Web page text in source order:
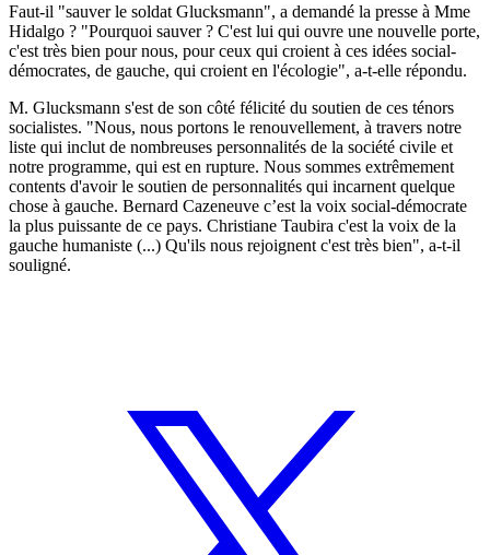
Faut-il "sauver le soldat Glucksmann", a demandé la presse à Mme
Hidalgo ? "Pourquoi sauver ? C'est lui qui ouvre une nouvelle porte,
c'est très bien pour nous, pour ceux qui croient à ces idées social-
démocrates, de gauche, qui croient en l'écologie", a-t-elle répondu.
M. Glucksmann s'est de son côté félicité du soutien de ces ténors
socialistes. "Nous, nous portons le renouvellement, à travers notre
liste qui inclut de nombreuses personnalités de la société civile et
notre programme, qui est en rupture. Nous sommes extrêmement
contents d'avoir le soutien de personnalités qui incarnent quelque
chose à gauche. Bernard Cazeneuve c’est la voix social-démocrate
la plus puissante de ce pays. Christiane Taubira c'est la voix de la
gauche humaniste (...) Qu'ils nous rejoignent c'est très bien", a-t-il
souligné.